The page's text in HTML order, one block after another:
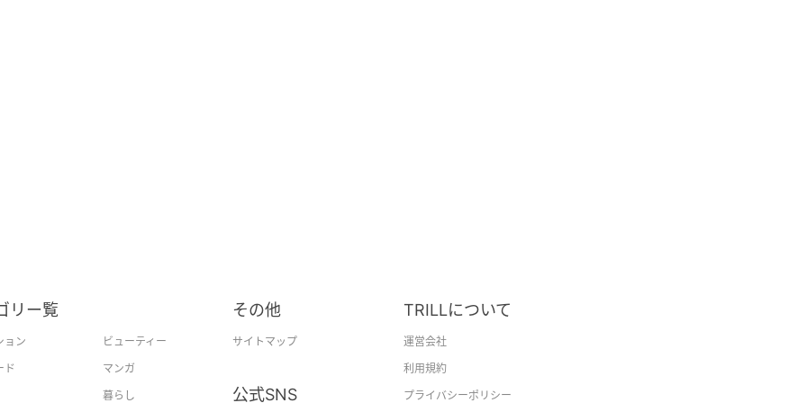
リー覧
ョン
ビューティー
ド
マンガ
暮らし
その他
サイトマップ
公式SNS
TRILLについて
運営会社
利用規約
プライバシーポリシー